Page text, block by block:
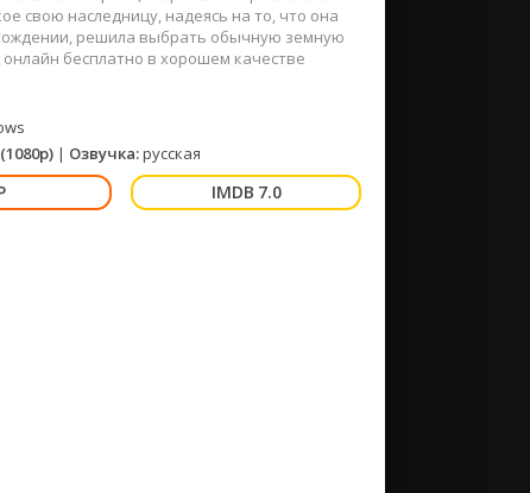
свою наследницу, надеясь на то, что она
решила выбрать обычную земную
бесплатно в хорошем качестве
| Озвучка:русская
7.0